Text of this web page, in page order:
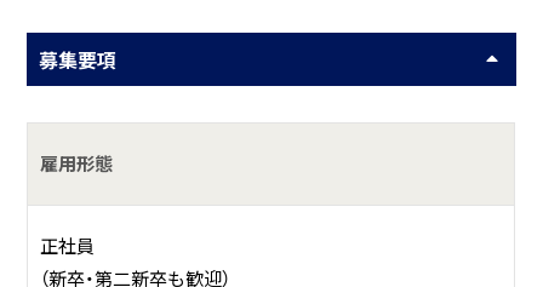
サポートしていきます。
ています。
マシニングセンタ等を用いた金属加工の補助業務
募集要項
雇用形態
正社員
（新卒・第二新卒も歓迎）